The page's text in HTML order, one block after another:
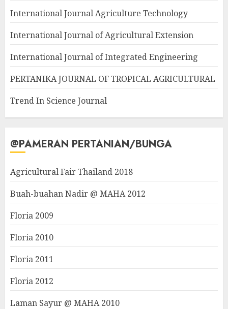
International Journal Agriculture Technology
International Journal of Agricultural Extension
International Journal of Integrated Engineering
PERTANIKA JOURNAL OF TROPICAL AGRICULTURAL
Trend In Science Journal
@PAMERAN PERTANIAN/BUNGA
Agricultural Fair Thailand 2018
Buah-buahan Nadir @ MAHA 2012
Floria 2009
Floria 2010
Floria 2011
Floria 2012
Laman Sayur @ MAHA 2010